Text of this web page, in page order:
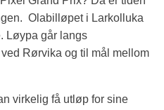
Olabilløpet i Larkolluka
Løypa går langs
Rørvika og til mål mellom
virkelig få utløp for sine